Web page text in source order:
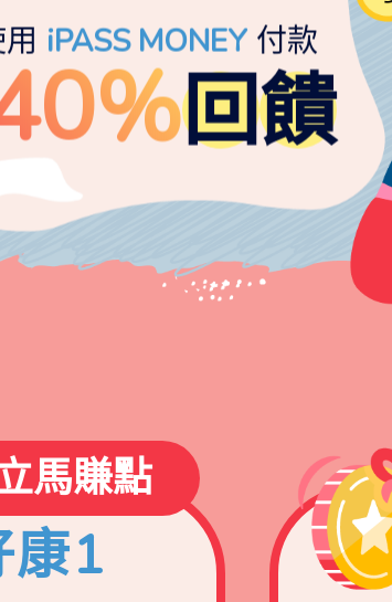
iPASS MONEY 付款
回饋
馬賺點
康1